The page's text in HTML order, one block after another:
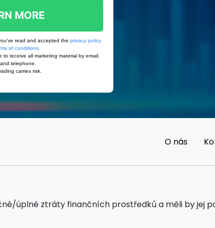
O nás
úplné ztráty finančních prostředků a měli by jej